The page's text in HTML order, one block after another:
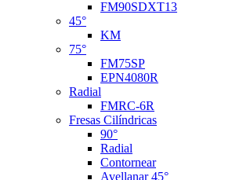
FM90SDXT13
45°
KM
75°
FM75SP
EPN4080R
Radial
FMRC-6R
Fresas Cilíndricas
90°
Radial
Contornear
Avellanar 45°